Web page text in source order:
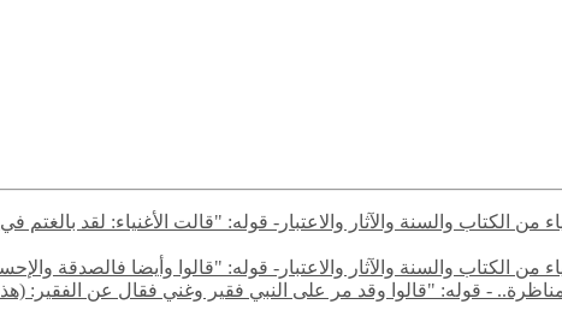
من الكتاب والسنة والآثار والاعتبار- قوله: "قالت الأغنياء: